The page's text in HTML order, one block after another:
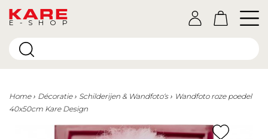
E-SHOP
Home Décoratie Schilderijen & Wandfoto‘s
Wandfoto roze poedel
40x50cm Kare Design